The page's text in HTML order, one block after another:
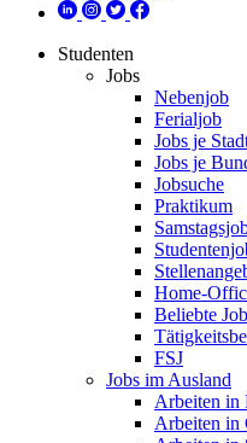
Studenten
Jobs
Nebenjob
Ferialjob
Jobs je
Jobs je
Jobsuche
Praktikum
Home-
Beliebte
FSJ
Jobs im Ausland
Arbeiten in
Arbeiten in